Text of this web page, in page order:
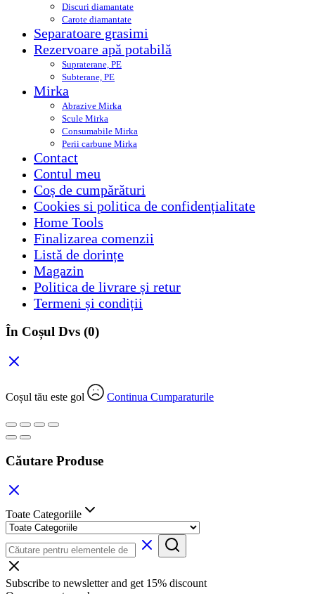
Discuri diamantate
Carote diamantate
Separatoare grasimi
Rezervoare apă potabilă
Supraterane, PE
Subterane, PE
Mirka
Abrazive Mirka
Scule Mirka
Consumabile Mirka
Perii carbune Mirka
Contact
Contul meu
Coș de cumpărături
Cookies si politica de confidențialitate
Home Tools
Finalizarea comenzii
Listă de dorințe
Magazin
Politica de livrare și retur
Termeni și condiții
În Coșul Dvs (0)
Coșul tău este gol Continua Cumparaturile
Căutare Produse
Toate Categoriile
Subscribe to newsletter and get 15% discount